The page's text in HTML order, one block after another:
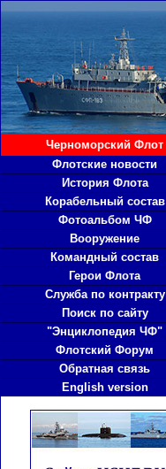
Черноморский Флот
Флотские новости
История Флота
Корабельный состав
Фотоальбом ЧФ
Вооружение
Командный состав
Герои Флота
Служба по контракту
Поиск по сайту
"Энциклопедия ЧФ"
Флотский Форум
Обратная связь
English version